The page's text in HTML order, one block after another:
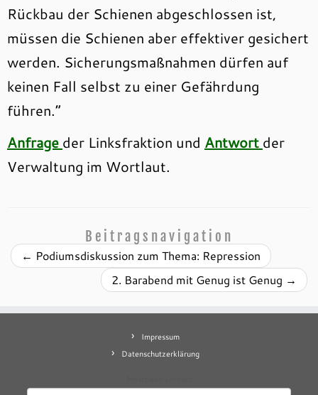
Rückbau der Schienen abgeschlossen ist,
müssen die Schienen aber effektiver gesichert
werden. Sicherungsmaßnahmen dürfen auf
keinen Fall selbst zu einer Gefährdung
führen.“
Anfrage der Linksfraktion und Antwort der
Verwaltung im Wortlaut.
Beitragsnavigation
← Podiumsdiskussion zum Thema: Repression
2. Barabend mit Genug ist Genug →
Impressum
Datenschutzerklärung